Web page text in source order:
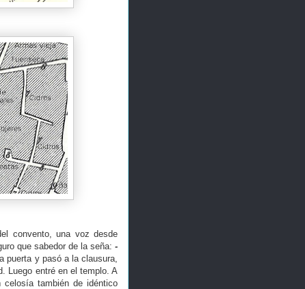
convento, una voz desde
que sabedor de la seña: -
puerta y pasó a la clausura,
Luego entré en el templo. A
también de idéntico